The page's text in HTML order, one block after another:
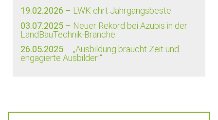
19.02.2026 – LWK ehrt Jahrgangsbeste
03.07.2025 – Neuer Rekord bei Azubis in der
LandBauTechnik-Branche
26.05.2025 – „Ausbildung braucht Zeit und
engagierte Ausbilder!“